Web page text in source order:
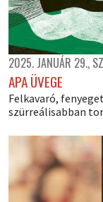
2025. JANUÁR 29.,
APA ÜVEGE
Felkavaró,
szürreálisabban